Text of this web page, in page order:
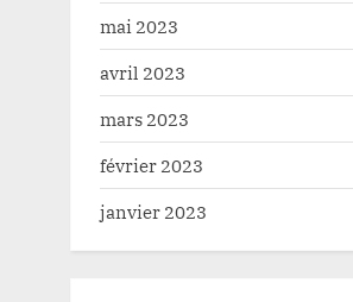
mai 2023
avril 2023
mars 2023
février 2023
janvier 2023